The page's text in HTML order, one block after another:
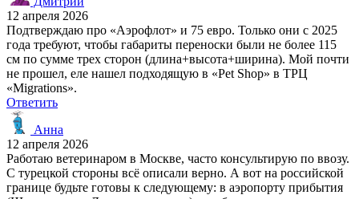
12 апреля 2026
Подтверждаю про «Аэрофлот» и 75 евро. Только они с 2025
года требуют, чтобы габариты переноски были не более 115
см по сумме трех сторон (длина+высота+ширина). Мой почти
не прошел, еле нашел подходящую в «Pet Shop» в ТРЦ
«Migrations».
Ответить
Анна
12 апреля 2026
Работаю ветеринаром в Москве, часто консультирую по ввозу.
С турецкой стороны всё описали верно. А вот на российской
границе будьте готовы к следующему: в аэропорту прибытия